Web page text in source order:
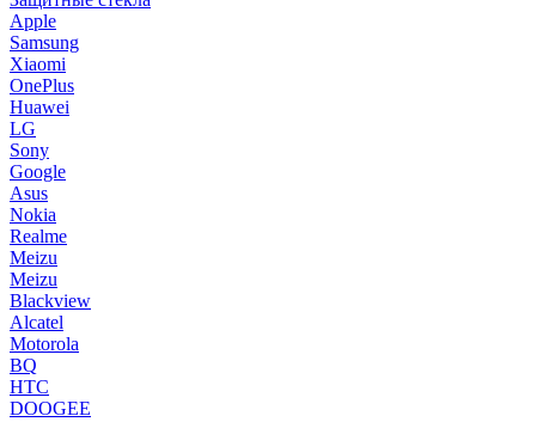
Apple
Samsung
Xiaomi
OnePlus
Huawei
LG
Sony
Google
Asus
Nokia
Realme
Meizu
Meizu
Blackview
Alcatel
Motorola
BQ
HTC
DOOGEE